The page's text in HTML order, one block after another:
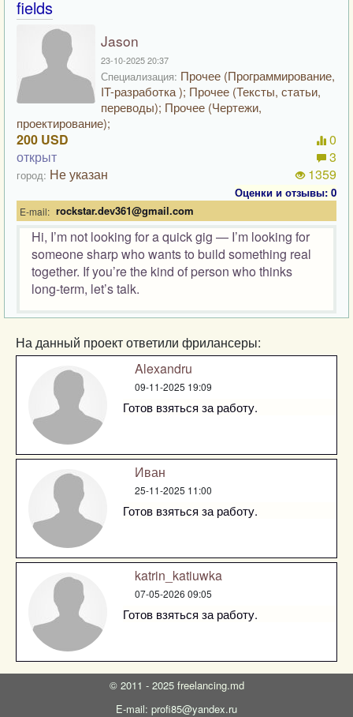
fields
Jason
23-10-2025 20:37
Специализация: Прочее (Программирование,
IT-разработка ); Прочее (Тексты, статьи,
переводы); Прочее (Чертежи,
проектирование);
200 USD
открыт
город: Не указан
0
3
1359
Оценки и отзывы: 0
E-mail: rockstar.dev361@gmail.com
Hi, I’m not looking for a quick gig — I’m looking for
someone sharp who wants to build something real
together. If you’re the kind of person who thinks
long-term, let’s talk.
На данный проект ответили фрилансеры:
Alexandru
09-11-2025 19:09
Готов взяться за работу.
Иван
25-11-2025 11:00
Готов взяться за работу.
katrin_katiuwka
07-05-2026 09:05
Готов взяться за работу.
© 2011 - 2025 freelancing.md
E-mail: profi85@yandex.ru